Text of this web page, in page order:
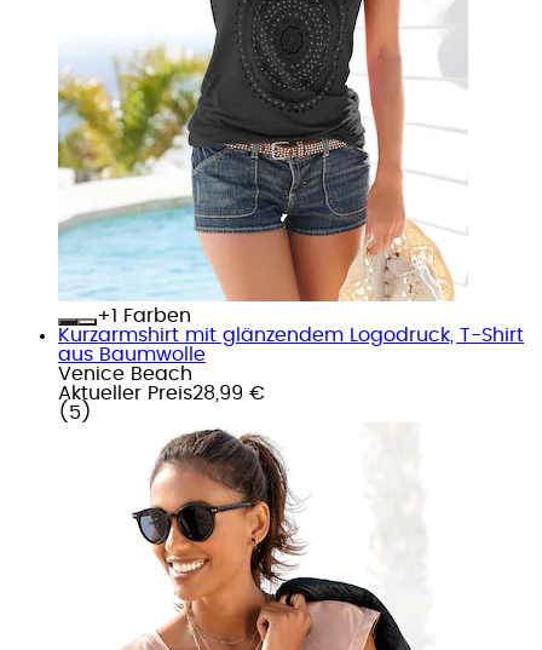
+
Farben
Kurzarmshirt mit glänzendem Logodruck, T-Shirt
aus Baumwolle
Venice Beach
Aktueller Preis28,99 €
( 5 )